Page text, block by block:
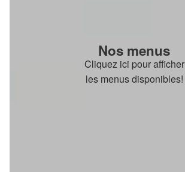
Nos menus
Cliquez ici pour afficher
les menus disponibles!